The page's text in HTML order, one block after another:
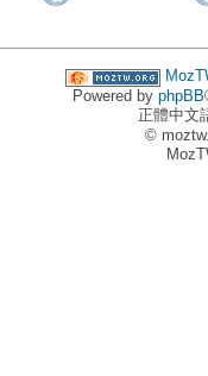
Powered by phpBB
正體中文
©